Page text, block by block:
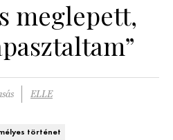
meglepett,
ELLE
történet